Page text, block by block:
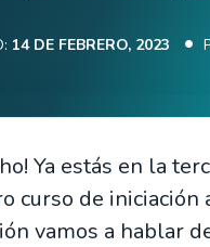
14 DE FEBRERO, 2023
Ya estás en la
curso de iniciación
vamos a hablar